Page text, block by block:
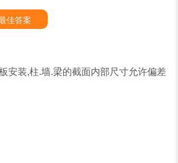
佳答案
安装,柱.墙.梁的截面内部尺寸允许偏差